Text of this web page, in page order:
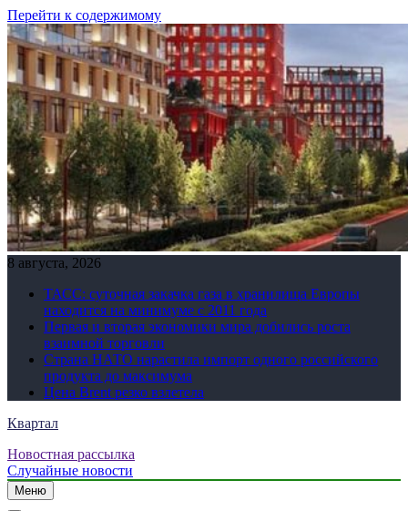
Перейти к содержимому
8 августа, 2026
ТАСС: суточная закачка газа в хранилища Европы
находится на минимуме с 2011 года
Первая и вторая экономики мира добились роста
взаимной торговли
Страна НАТО нарастила импорт одного российского
продукта до максимума
Цена Brent резко взлетела
Квартал
Новостная рассылка
Случайные новости
Меню